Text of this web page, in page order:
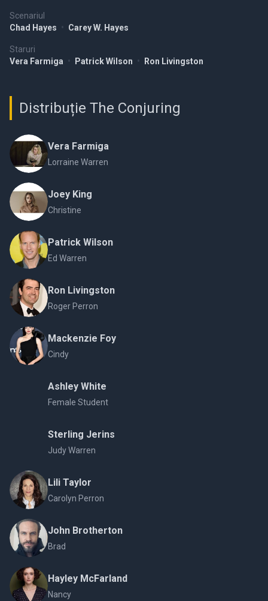
Scenariul
Chad Hayes • Carey W. Hayes
Staruri
Vera Farmiga • Patrick Wilson • Ron Livingston
Distribuție The Conjuring
Vera Farmiga
Lorraine Warren
Joey King
Christine
Patrick Wilson
Ed Warren
Ron Livingston
Roger Perron
Mackenzie Foy
Cindy
Ashley White
Female Student
Sterling Jerins
Judy Warren
Lili Taylor
Carolyn Perron
John Brotherton
Brad
Hayley McFarland
Nancy